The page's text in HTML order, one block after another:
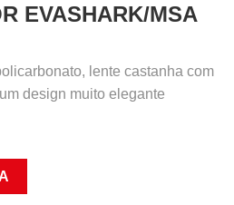
EVASHARK/MSA
lente castanha com
design muito elegante